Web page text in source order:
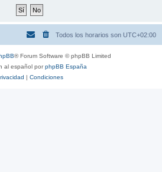
Todos los horarios son UTC+02:00
® Forum Software © phpBB Limited
al español porphpBB España
| Condiciones